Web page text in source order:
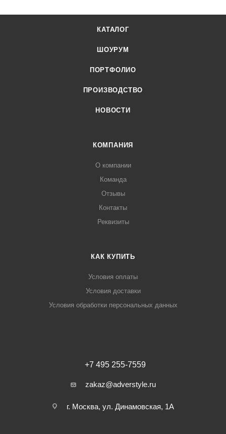
КАТАЛОГ
ШОУРУМ
ПОРТФОЛИО
ПРОИЗВОДСТВО
НОВОСТИ
КОМПАНИЯ
О компании
Команда
Отзывы
Контакты
Реквизиты
КАК КУПИТЬ
Условия оплаты
Условия доставки
Условия обработки персональных данных
+7 495 255-7559
zakaz@adverstyle.ru
г. Москва, ул. Динамовская, 1А